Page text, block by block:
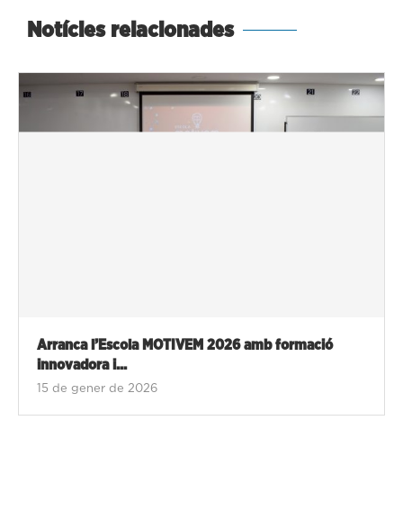
Notícies relacionades
Arranca l’Escola MOTIVEM 2026 amb formació
innovadora i...
15 de gener de 2026